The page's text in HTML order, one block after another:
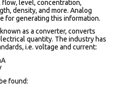
level, concentration,
density, and more. Analog
for generating this information.
as a converter, converts
quantity. The industry has
i.e. voltage and current:
found: